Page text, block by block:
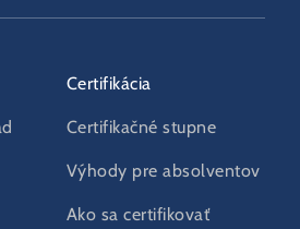
Certifikácia
Certifikačné stupne
Výhody pre absolventov
Ako sa certifikovať